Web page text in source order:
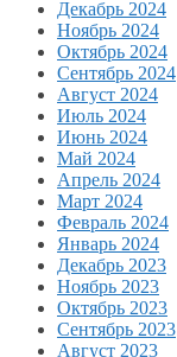
Декабрь 2024
Ноябрь 2024
Октябрь 2024
Сентябрь 2024
Август 2024
Июль 2024
Июнь 2024
Май 2024
Апрель 2024
Март 2024
Февраль 2024
Январь 2024
Декабрь 2023
Ноябрь 2023
Октябрь 2023
Сентябрь 2023
Август 2023